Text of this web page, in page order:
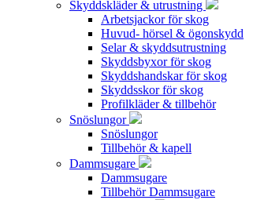
Skyddskläder & utrustning
Arbetsjackor för skog
Huvud- hörsel & ögonskydd
Selar & skyddsutrustning
Skyddsbyxor för skog
Skyddshandskar för skog
Skyddsskor för skog
Profilkläder & tillbehör
Snöslungor
Snöslungor
Tillbehör & kapell
Dammsugare
Dammsugare
Tillbehör Dammsugare